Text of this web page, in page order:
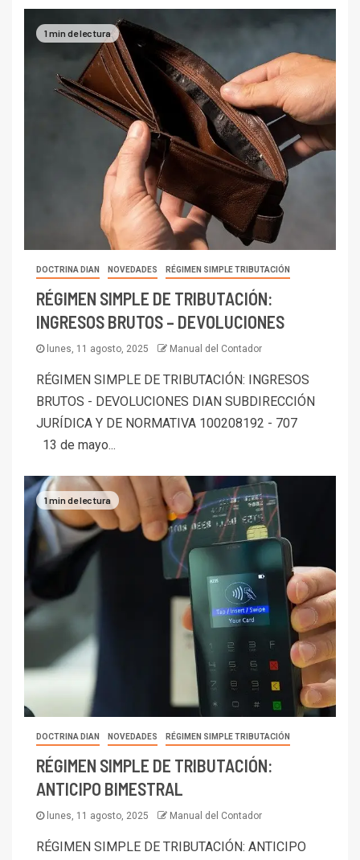
1 min de lectura
DOCTRINA DIAN NOVEDADES RÉGIMEN SIMPLE TRIBUTACIÓN
RÉGIMEN SIMPLE DE TRIBUTACIÓN:
INGRESOS BRUTOS – DEVOLUCIONES
lunes, 11 agosto, 2025 Manual del Contador
RÉGIMEN SIMPLE DE TRIBUTACIÓN: INGRESOS
BRUTOS - DEVOLUCIONES DIAN SUBDIRECCIÓN
JURÍDICA Y DE NORMATIVA 100208192 - 707
13 de mayo...
1 min de lectura
DOCTRINA DIAN NOVEDADES RÉGIMEN SIMPLE TRIBUTACIÓN
RÉGIMEN SIMPLE DE TRIBUTACIÓN:
ANTICIPO BIMESTRAL
lunes, 11 agosto, 2025 Manual del Contador
RÉGIMEN SIMPLE DE TRIBUTACIÓN: ANTICIPO